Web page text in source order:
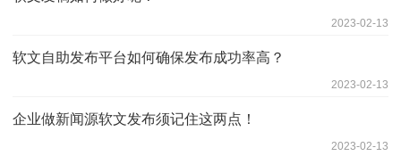
2023-02-13
软文自助发布平台如何确保发布成功率高？
2023-02-13
企业做新闻源软文发布须记住这两点！
2023-02-13